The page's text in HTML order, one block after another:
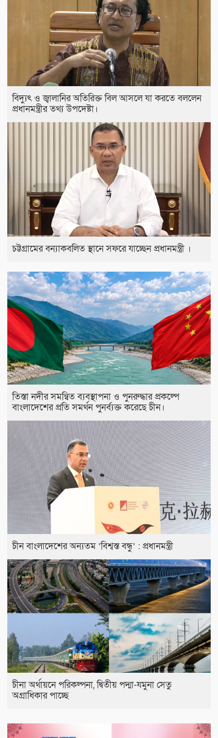
বিদ্যুৎ ও জ্বালানির অতিরিক্ত বিল আসলে যা করতে বললেন
প্রধানমন্ত্রীর তথ্য উপদেষ্টা।
চট্টগ্রামের বন্যাকবলিত স্থানে সফরে যাচ্ছেন প্রধানমন্ত্রী ।
তিস্তা নদীর সমন্বিত ব্যবস্থাপনা ও পুনরুদ্ধার প্রকল্পে
বাংলাদেশের প্রতি সমর্থন পুনর্ব্যক্ত করেছে চীন।
চীন বাংলাদেশের অন্যতম ‘বিশ্বস্ত বন্ধু’ : প্রধানমন্ত্রী
চীনা অর্থায়নে পরিকল্পনা, দ্বিতীয় পদ্মা-যমুনা সেতু
অগ্রাধিকার পাচ্ছে